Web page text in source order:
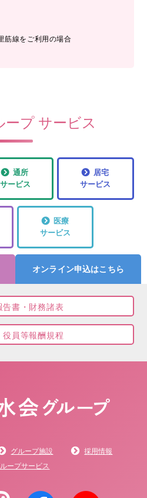
オンライン申込はこちら
筋線をご利用の場合
ープ サービス
通所
サービス
居宅
サービス
医療
サービス
告書・財務諸表
役員等報酬規程
グループ施設
採用情報
ープサービス